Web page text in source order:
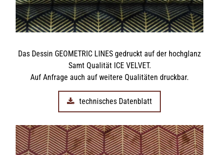
Das Dessin GEOMETRIC LINES gedruckt auf der hochglanz
Samt Qualität ICE VELVET.
Auf Anfrage auch auf weitere Qualitäten druckbar.
technisches Datenblatt